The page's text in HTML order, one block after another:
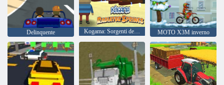
Delinquente Kogama: Sorgenti del radiatore MOTO X3M inverno